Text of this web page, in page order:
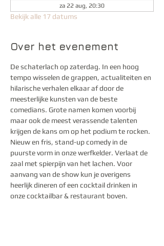
za 22 aug, 20:30
Bekijk alle 17 datums
Over het evenement
De schaterlach op zaterdag. In een hoog
tempo wisselen de grappen, actualiteiten en
hilarische verhalen elkaar af door de
meesterlijke kunsten van de beste
comedians. Grote namen komen voorbij
maar ook de meest verassende talenten
krijgen de kans om op het podium te rocken.
Nieuw en fris, stand-up comedy in de
puurste vorm in onze werfkelder. Verlaat de
zaal met spierpijn van het lachen. Voor
aanvang van de show kun je overigens
heerlijk dineren of een cocktail drinken in
onze cocktailbar & restaurant boven.